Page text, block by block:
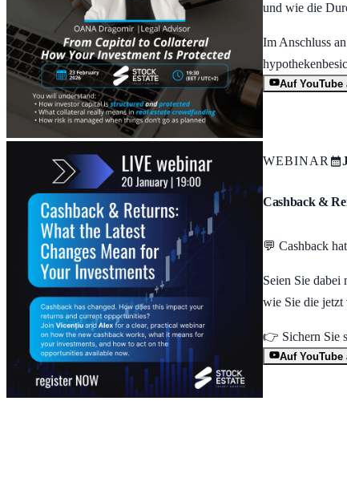
und wie die
Im Anschluss
Auf YouTube
WEBINAR
Cashback &
💬 Cashback
Seien Sie
wie Sie die jetzt
👉 Sichern Sie
Auf YouTube